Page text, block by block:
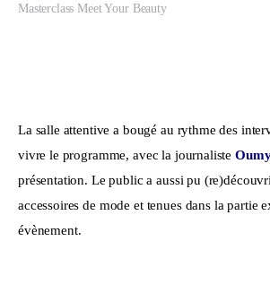
Masterclass Meet Your Beauty
La salle attentive a bougé au rythme des
vivre le programme, avec la journaliste
présentation. Le public a aussi pu
accessoires de mode et tenues dans la partie
évènement.